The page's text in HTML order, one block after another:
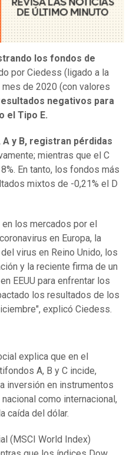
los fondos de
por Ciedess (ligado a la
mes de 2020 (con valores
negativos para
el Tipo E.
y B, registran pérdidas
mientras que el C
En tanto, los fondos más
mixtos de -0,21% el D
los mercados por el
en Europa, la
virus en Reino Unido, los
y la reciente firma de un
EEUU para enfrentar los
los resultados de los
explicó Ciedess.
explica que en el
A, B y C incide,
inversión en instrumentos
como internacional,
caída del dólar.
(MSCI World Index)